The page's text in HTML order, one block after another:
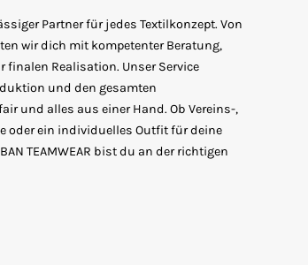
Partner für jedes Textilkonzept. Von
wir dich mit kompetenter Beratung,
Realisation. Unser Service
und den gesamten
und alles aus einer Hand. Ob Vereins-,
oder ein individuelles Outfit für deine
TEAMWEAR bist du an der richtigen